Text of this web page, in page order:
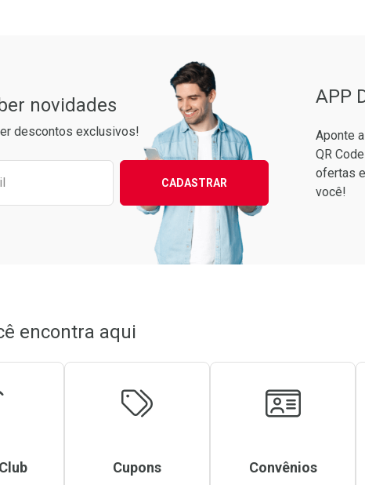
Ver Desconto Convênio Ver Desconto Convênio
novidades
descontos exclusivos!
abaixo para receber as melhores ofertas:
CADASTRAR
APP
Aponte
QR
ofertas
você!
encontra aqui
Cupons Convênios